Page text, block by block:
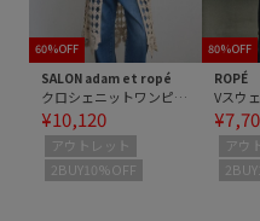
60%OFF
SALON adam et ropé
クロシェニットワンピース
¥10,120
アウトレット
2BUY10%OFF
80%OFF
ROPÉ
Vスウ
アウ